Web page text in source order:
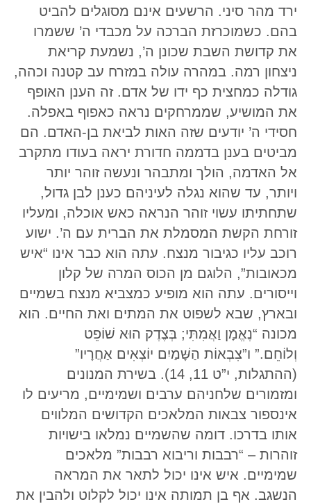
ירד מהר סיני. הרשעים אינם מסוגלים להביט
בהם. כשמוכרזת הברכה על מכבדי ה’ ששמרו
את קדושת השבת שכונן ה’, נשמעת קריאת
ניצחון רמה. במהרה עולה במזרח עב קטנה וכהה,
גודלה כמחצית כף ידו של אדם. זה הענן האופף
את המושיע, שממרחקים נראה כאפוף באפלה.
חסידי ה’ יודעים שזה האות לביאת בן-האדם. הם
מביטים בענן בדממה חדורת יראה בעודו מתקרב
אל האדמה, הולך ומתבהר ונעשה זוהר יותר
ויותר, עד שהוא נגלה לעיניהם כענן לבן גדול,
שתחתיתו עשוי זוהר הנראה כאש אוכלה, ומעליו
זורחת הקשת המסמלת את הברית עם ה’. ישוע
רוכב עליו כגיבור מנצח. עתה הוא כבר אינו “איש
מכאובות”, הלוגם מן הכוס המרה של קלון
וייסורים. עתה הוא מופיע כמצביא מנצח בשמיים
ובארץ, שבא לשפוט את המתים ואת החיים. הוא
מכונה “נֶאֱמָן וַאֲמִתִּי; בְּצֶדֶק הוּא שׁוֹפֵט
וְלוֹחֵם.” ו”צִבְאוֹת הַשָּׁמַיִם יוֹצְאִים אַחֲרָיו”
(ההתגלות, י”ט 11, 14). בשירת המנונים
ומזמורים שלחניהם ערבים ושמימיים, מריעים לו
אינספור צבאות המלאכים הקדושים המלווים
אותו בדרכו. דומה שהשמיים נמלאו בישויות
זוהרות – “רבבות וריבוא רבבות” מלאכים
שמימיים. איש אינו יכול לתאר את המראה
הנשגב. אף בן תמותה אינו יכול לקלוט ולהבין את